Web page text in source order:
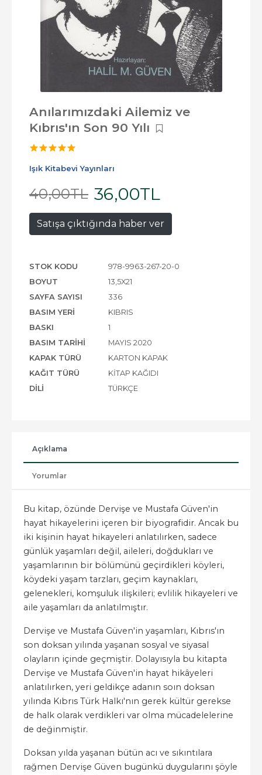
Anılarımızdaki Ailemiz ve
Kıbrıs'ın Son 90 Yılı
Işık Kitabevi Yayınları
40,00TL 36,00TL
Satışa çıktığında haber ver
STOK KODU
978-9963-267-20-0
BOYUT
13,5X21
SAYFA SAYISI
336
BASIM YERI
KIBRIS
BASKI
1
BASIM TARIHI
MAYIS 2020
KAPAK TÜRÜ
KARTON KAPAK
KAĞIT TÜRÜ
KITAP KAĞIDI
DILI
TÜRKÇE
Açıklama
Yorumlar
Bu kitap, özünde Dervişe ve Mustafa Güven'in
hayat hikayelerini içeren bir biyografidir. Ancak bu
iki kişinin hayat hikayeleri anlatılırken, sadece
günlük yaşamları değil, aileleri, doğdukları ve
yaşamlarının bir bölümünü geçirdikleri köyleri,
köydeki yaşam tarzları, geçim kaynakları,
gelenekleri, komşuluk ilişkileri; evlilik hikayeleri ve
aile yaşamları da anlatılmıştır.
Dervişe ve Mustafa Güven'in yaşamları, Kıbrıs'ın
son doksan yılında yaşanan sosyal ve siyasal
olayların içinde geçmiştir. Dolayısıyla bu kitapta
Dervişe ve Mustafa Güven'in hayat hikâyeleri
anlatılırken, yeri geldikçe adanın soın doksan
yılında Kıbrıs Türk Halkı'nın gerek kültür gerekse
de halk olarak verdikleri var olma mücadelelerine
de değinmiştir.
Doksan yılda yaşanan bütün acı ve sıkıntılara
rağmen Dervişe Güven bugünkü duygularını şöyle